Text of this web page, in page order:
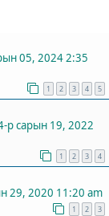
05, 2024 2:35
1 2 3 4 5
р сарын 19, 2022
1 2 3 4
29, 2020 11:20 am
1 2 3